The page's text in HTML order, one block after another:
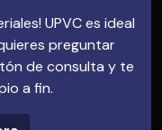
UPVC es ideal
preguntar
de consulta y te
a fin.